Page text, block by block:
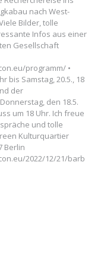
nach West-
Bilder, tolle
Infos aus einer
Gesellschaft
programm/ •
bis Samstag, 20.5., 18
der
den 18.5.
um 18 Uhr. Ich freue
und tolle
Kulturquartier
Berlin
2022/12/21/barb